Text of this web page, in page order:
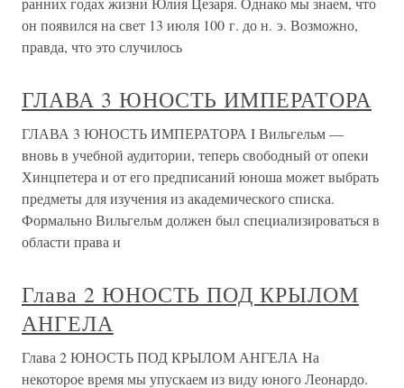
он появился на свет 13 июля 100 г. до н. э. Возможно,
правда, что это случилось
ГЛАВА 3 ЮНОСТЬ ИМПЕРАТОРА
ГЛАВА 3 ЮНОСТЬ ИМПЕРАТОРА I Вильгельм —
вновь в учебной аудитории, теперь свободный от опеки
Хинцпетера и от его предписаний юноша может выбрать
предметы для изучения из академического списка.
Формально Вильгельм должен был специализироваться в
области права и
Глава 2 ЮНОСТЬ ПОД КРЫЛОМ
АНГЕЛА
Глава 2 ЮНОСТЬ ПОД КРЫЛОМ АНГЕЛА На
некоторое время мы упускаем из виду юного Леонардо.